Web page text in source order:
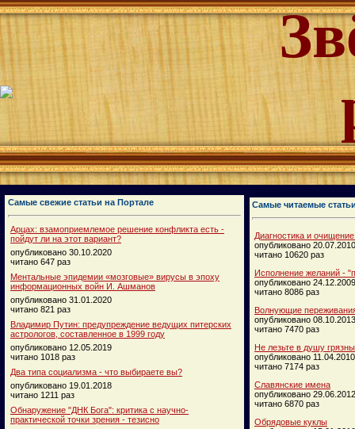
Самые свежие статьи на Портале
Арцах: взамоприемлемое решение конфликта есть -
пойдут ли на этот вариант?
опубликовано 30.10.2020
читано 647 раз
Ментальные эпидемии «мозговые» вирусы в эпоху
информационных войн И. Ашманов
опубликовано 31.01.2020
читано 821 раз
Владимир Путин: предупреждение ведущих питерских
астрологов, составленное в 1999 году
опубликовано 12.05.2019
читано 1018 раз
Два типа социализма - что выбираете вы?
опубликовано 19.01.2018
читано 1211 раз
Обнаружение "ДНК Бога": критика с научно-
практической точки зрения - тезисно
Самые читаемые
Диагностика и
опубликовано 20.07.2010
читано 10620 раз
Исполнение желаний -
опубликовано 24.12.2009
читано 8086 раз
Волнующие
опубликовано 08.10.2013
читано 7470 раз
Не лезьте в душу
опубликовано 11.04.2010
читано 7174 раз
Славянские имена
опубликовано 29.06.2012
читано 6870 раз
Обрядовые куклы